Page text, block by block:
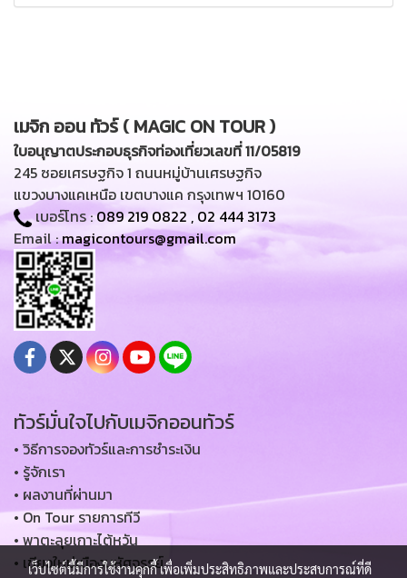
เมจิก ออน ทัวร์ ( MAGIC ON TOUR )
ใบอนุญาตประกอบธุรกิจท่องเที่ยวเลขที่ 11/05819
245 ซอยเศรษฐกิจ 1 ถนนหมู่บ้านเศรษฐกิจ
แขวงบางแคเหนือ เขตบางแค กรุงเทพฯ 10160
เบอร์โทร :089 219 0822 , 02 444 3173
Email :magicontours@gmail.com
ทัวร์มั่นใจไปกับเมจิกออนทัวร์
• วิธีการจองทัวร์และการชำระเงิน
• รู้จักเรา
• ผลงานที่ผ่านมา
• On Tour รายการทีวี
• พาตะลุยเกาะไต้หวัน
• เชียงใหม่เมืองมหัศจรรย์
เว็บไซต์นี้มีการใช้งานคุกกี้ เพื่อเพิ่มประสิทธิภาพและประสบการณ์ที่ดี